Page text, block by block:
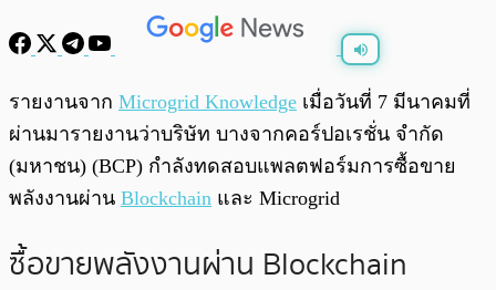
0:00/
รายงานจาก Microgrid Knowledge เมื่อวันที่ 7 มีนาคมที่
ผ่านมารายงานว่าบริษัท บางจากคอร์ปอเรชั่น จำกัด
(มหาชน) (BCP) กำลังทดสอบแพลตฟอร์มการซื้อขาย
พลังงานผ่าน Blockchain และ Microgrid
ซื้อขายพลังงานผ่าน Blockchain